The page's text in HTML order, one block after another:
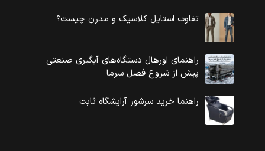
تفاوت استایل کلاسیک و مدرن چیست؟
راهنمای اورهال دستگاه‌های آبگیری صنعتی
پیش از شروع فصل سرما
راهنما خرید سرشور آرایشگاه ثابت